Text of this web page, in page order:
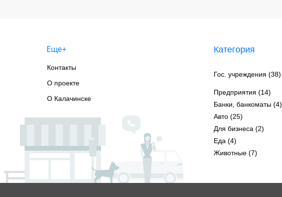
Еще+
Контакты
О проекте
О Калачинске
Категория
Гос. учреждения (38)
Предприятия (14)
Банки, банкоматы (4)
Авто (25)
Для бизнеса (2)
Еда (4)
Животные (7)